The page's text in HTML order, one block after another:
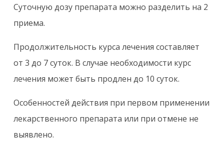
Суточную дозу препарата можно разделить на 2
приема.
Продолжительность курса лечения составляет
от 3 до 7 суток. В случае необходимости курс
лечения может быть продлен до 10 суток.
Особенностей действия при первом применении
лекарственного препарата или при отмене не
выявлено.